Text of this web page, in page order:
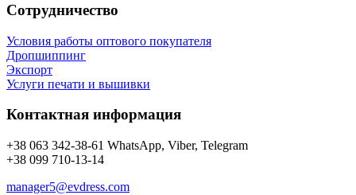
Сотрудничество
Условия работы оптового покупателя
Дропшиппинг
Экспорт
Услуги печати и вышивки
Контактная информация
+38 063 342-38-61 WhatsApp, Viber, Telegram
+38 099 710-13-14
manager5@evdress.com